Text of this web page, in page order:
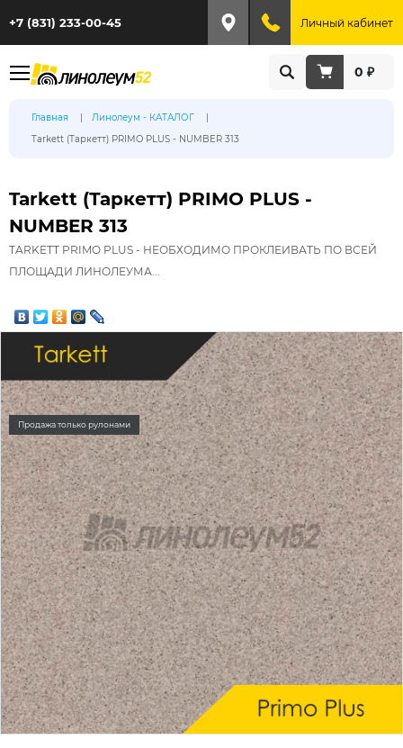
+7 (831) 233-00-45 Личный кабинет
0 ₽
Главная
Линолеум - КАТАЛОГ
Tarkett (Таркетт) PRIMO PLUS - NUMBER 313
Tarkett (Таркетт) PRIMO PLUS -
NUMBER 313
TARKETT PRIMO PLUS - НЕОБХОДИМО ПРОКЛЕИВАТЬ ПО ВСЕЙ
ПЛОЩАДИ ЛИНОЛЕУМА...
Продажа только рулонами